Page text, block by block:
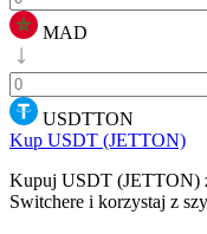
MAD
USDTTON
Kup USDT (JETTON)
Kupuj USDT (JETTON)
Switchere i korzystaj z